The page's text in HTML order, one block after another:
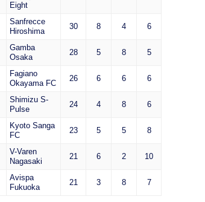
Eight
Sanfrecce
Hiroshima
30 8 4 6
Gamba
Osaka
28 5 8 5
Fagiano
Okayama FC
26 6 6 6
Shimizu S-
Pulse
24 4 8 6
Kyoto Sanga
FC
23 5 5 8
V-Varen
Nagasaki
21 6 2 10
Avispa
Fukuoka
21 3 8 7